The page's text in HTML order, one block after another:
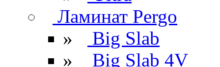
Ламинат Pergo
»
Big Slab
»
Big Slab 4V